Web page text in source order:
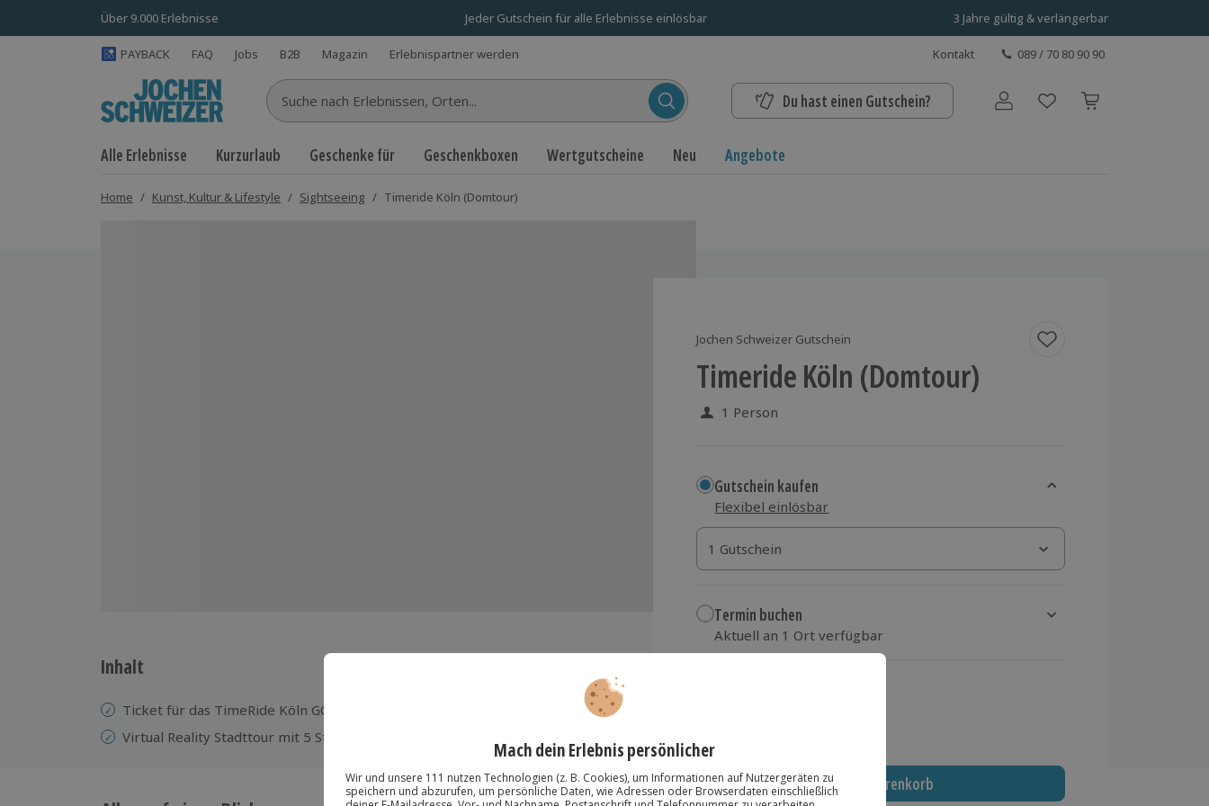
Über 9.000 Erlebnisse Jeder Gutschein für alle Erlebnisse einlösbar 3 Jahre gültig & verlängerbar
PAYBACK FAQ Jobs B2B Magazin Erlebnispartner werden Kontakt 089 / 70 80 90 90
Suche nach Erlebnissen... Du hast einen Gutschein? Benutzerkonto
Alle Erlebnisse Kurzurlaub Geschenke für Geschenkboxen Wertgutscheine Neu Angebote
Home / Kunst, Kultur & Lifestyle / Sightseeing / Timeride Köln (Domtour)
Jochen Schweizer Gutschein
Timeride Köln (Domtour)
1 Person
Gutschein kaufen
Flexibel einlösbar
1 Gutschein
1 Gutschein
1 Gutschein
Termin buchen
Aktuell an 1 Ort verfügbar
In den Warenkorb
Inhalt
Ticket für das TimeRide Köln GO! Kölner Dom 360
Virtual Reality Stadttour mit 5 Stationen und über 700 Jahre Dom-Geschichte